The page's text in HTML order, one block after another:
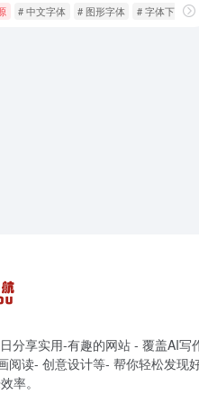
# 中文字体 # 图形字体 # 字体下载
分享实用-有趣的网站 - 覆盖AI写
阅读- 创意设计等- 帮你轻松发现
率。